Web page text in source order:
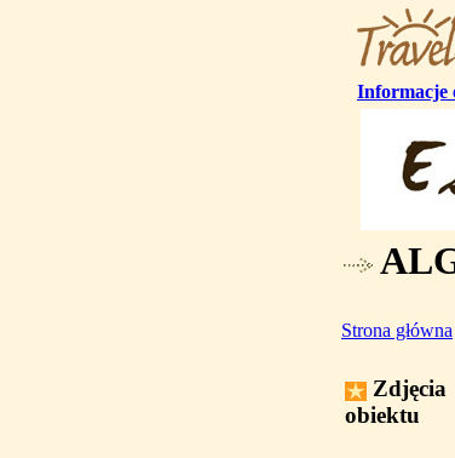
Informacje
Strona główna
Zdjęcia
obiektu